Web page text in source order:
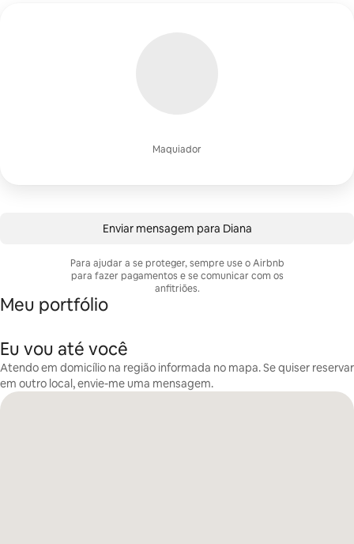
Maquiador
Enviar mensagem para Diana
Para ajudar a se proteger, sempre use o Airbnb
para fazer pagamentos e se comunicar com os
anfitriões.
Meu portfólio
Eu vou até você
Atendo em domicílio na região informada no mapa. Se quiser reservar
em outro local, envie-me uma mensagem.